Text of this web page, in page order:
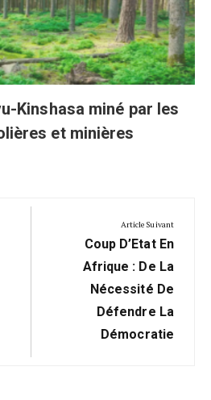
Kinshasa miné par les
et minières
Article Suivant
Next
Post:
Coup D’Etat En
Afrique : De La
Nécessité De
Défendre La
Démocratie